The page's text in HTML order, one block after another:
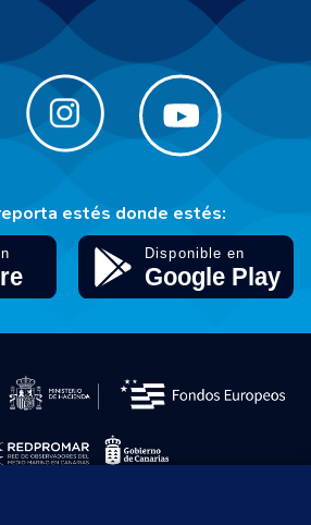
estés donde estés: